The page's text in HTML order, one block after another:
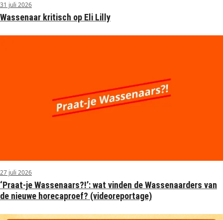
31 juli 2026
Wassenaar kritisch op Eli Lilly
27 juli 2026
‘Praat-je Wassenaars?!’: wat vinden de Wassenaarders van
de nieuwe horecaproef? (videoreportage)